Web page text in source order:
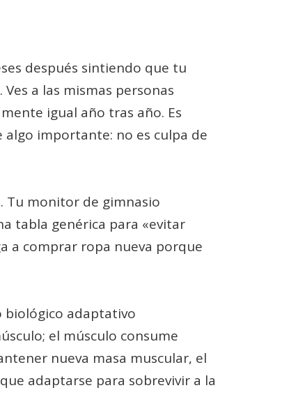
después sintiendo que tu
a las mismas personas
igual año tras año. Es
importante: no es culpa de
. Tu monitor de gimnasio
tabla genérica para «evitar
a comprar ropa nueva porque
biológico adaptativo
el músculo consume
nueva masa muscular, el
adaptarse para sobrevivir a la